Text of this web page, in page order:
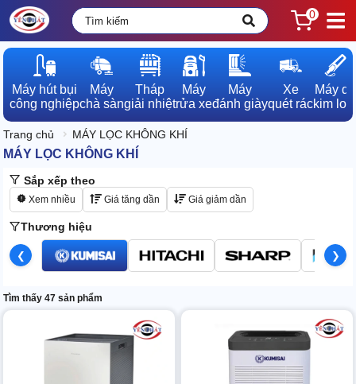
0
Máy hút bụi
công nghiệp
Máy
chà sàn
Tháp
giải nhiệt
Máy
rửa xe
Máy
đánh giày
Xe
quét rác
Máy dò
kim loại
Trang chủ MÁY LỌC KHÔNG KHÍ
MÁY LỌC KHÔNG KHÍ
Sắp xếp theo
Xem nhiều Giá tăng dần Giá giảm dần
Thương hiệu
❮ ❯
Tìm thấy 47 sản phẩm